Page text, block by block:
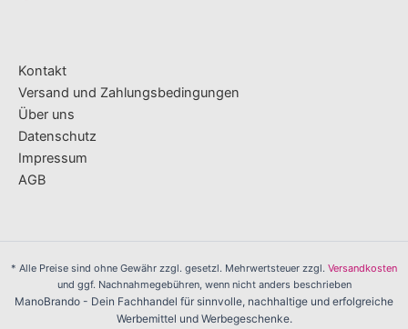
Kontakt
Versand und Zahlungsbedingungen
Über uns
Datenschutz
Impressum
AGB
* Alle Preise sind ohne Gewähr zzgl. gesetzl. Mehrwertsteuer zzgl. Versandkosten
und ggf. Nachnahmegebühren, wenn nicht anders beschrieben
ManoBrando - Dein Fachhandel für sinnvolle, nachhaltige und erfolgreiche
Werbemittel und Werbegeschenke.